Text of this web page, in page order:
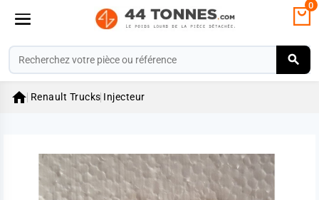
0
 Renault Trucks Injecteur